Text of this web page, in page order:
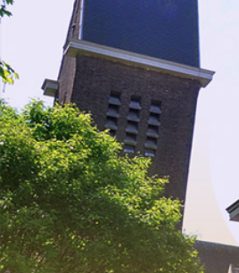
HOMEPAGE SLIDESHOW